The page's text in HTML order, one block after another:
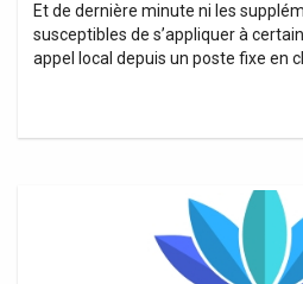
Et de dernière minute ni les
susceptibles de s’appliquer à
appel local depuis un poste fixe en